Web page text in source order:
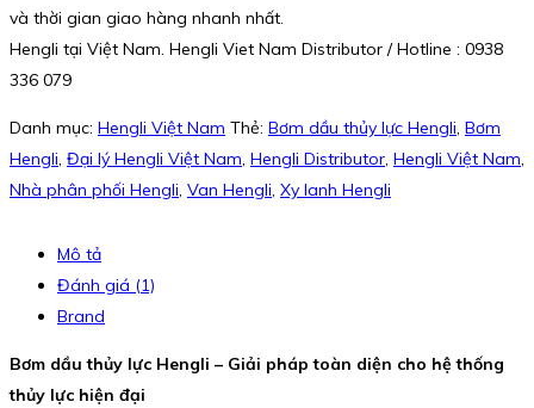
và thời gian giao hàng nhanh nhất.
Hengli tại Việt Nam. Hengli Viet Nam Distributor / Hotline : 0938
336 079
Danh mục: Hengli Việt Nam Thẻ: Bơm dầu thủy lực Hengli, Bơm
Hengli, Đại lý Hengli Việt Nam, Hengli Distributor, Hengli Việt Nam,
Nhà phân phối Hengli, Van Hengli, Xy lanh Hengli
Mô tả
Đánh giá (1)
Brand
Bơm dầu thủy lực Hengli – Giải pháp toàn diện cho hệ thống
thủy lực hiện đại